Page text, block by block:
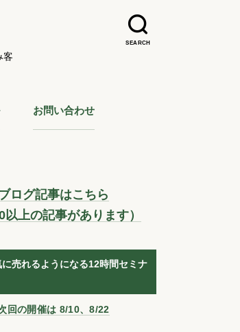
SEARCH
客
お問い合わせ
ログ記事はこちら
以上の記事があります）
売れるようになる12時間セミナ
回の開催は 8/10、8/22